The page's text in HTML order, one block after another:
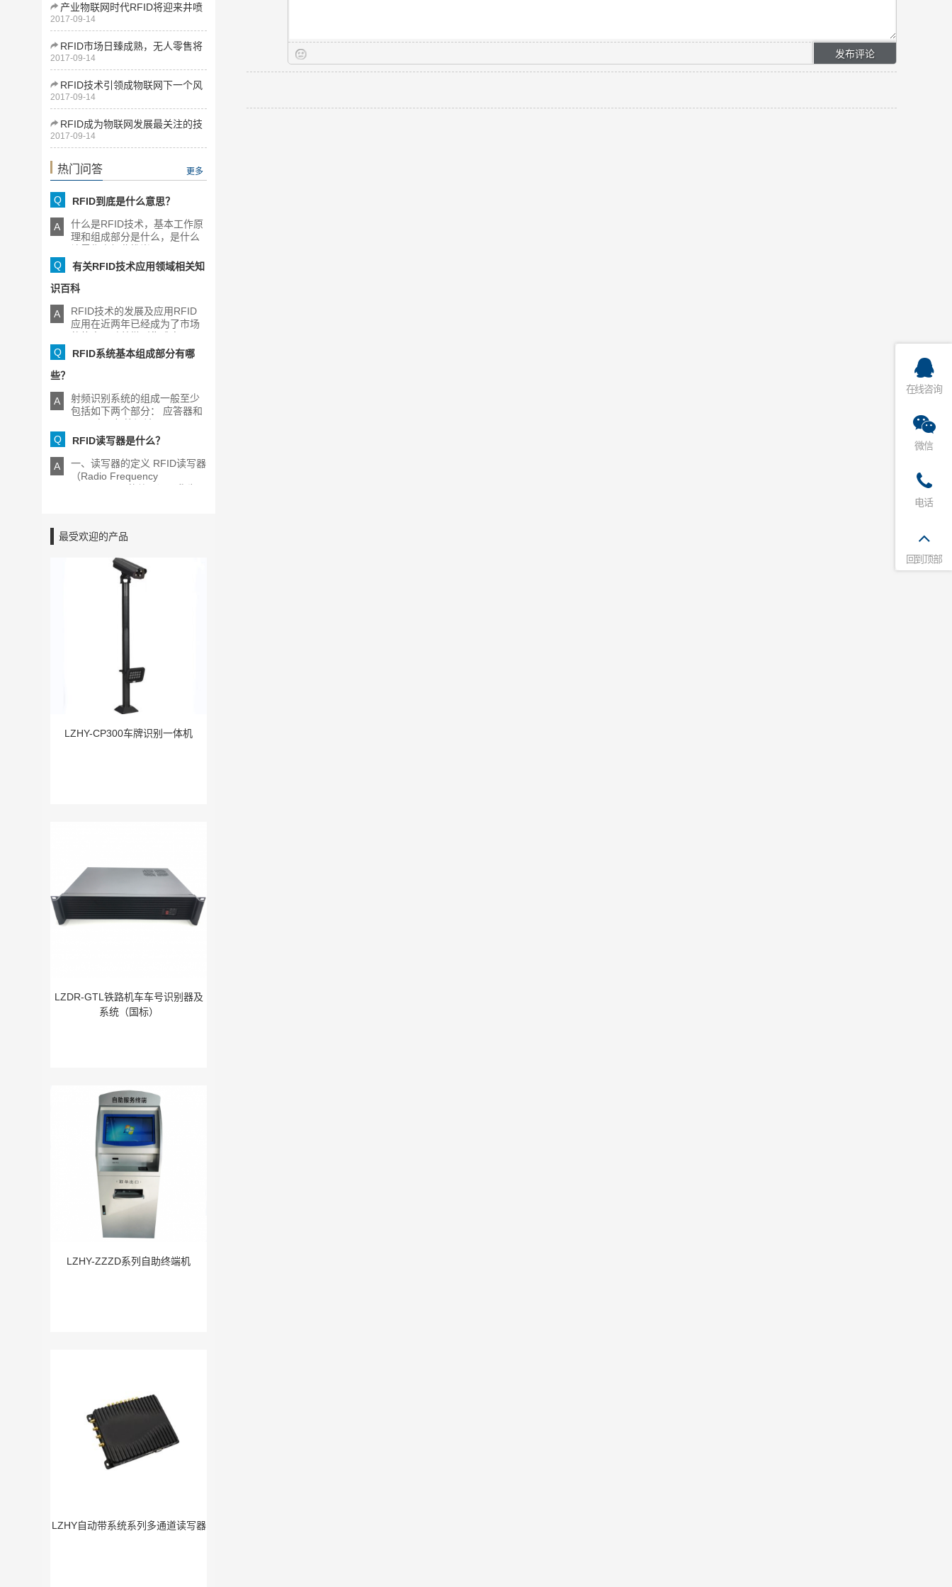
产业物联网时代RFID将迎来井喷
式发展
2017-09-14
RFID市场日臻成熟，无人零售将
为下一增长点
2017-09-14
RFID技术引领成物联网下一个风
口
2017-09-14
RFID成为物联网发展最关注的技
术
2017-09-14
热门问答 更多
Q RFID到底是什么意思？
A
什么是RFID技术，基本工作原
理和组成部分是什么，是什么
Q
有关RFID技术应用领域相关知
识百科
A
RFID技术的发展及应用RFID
应用在近两年已经成为了市场
Q
RFID系统基本组成部分有哪
些？
A
射频识别系统的组成一般至少
包括如下两个部分： 应答器和
Q
RFID读写器是什么？
A
一、读写器的定义 RFID读写器
（Radio Frequency
最受欢迎的产品
LZHY-CP300车牌识别一体机
LZDR-GTL铁路机车车号识别器及
系统（国标）
LZHY-ZZZD系列自助终端机
LZHY自动带系统系列多通道读写器
在线咨询
微信
电话
回到顶部